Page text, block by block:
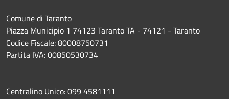
Comune di Taranto
Piazza Municipio 1 74123 Taranto TA - 74121 - Taranto
Codice Fiscale: 80008750731
Partita IVA: 00850530734
Centralino Unico: 099 4581111